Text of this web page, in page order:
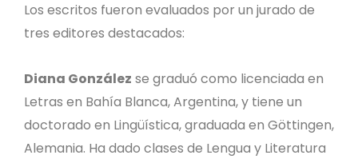
Los escritos fueron evaluados por un jurado de
tres editores destacados:
Diana González se graduó como licenciada en
Letras en Bahía Blanca, Argentina, y tiene un
doctorado en Lingüística, graduada en Göttingen,
Alemania. Ha dado clases de Lengua y Literatura